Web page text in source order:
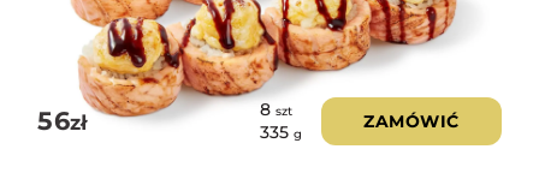
56zł
8 szt
335 g
ZAMÓWIĆ